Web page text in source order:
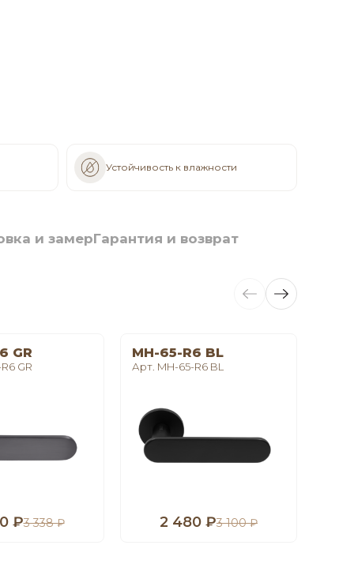
Устойчивость к влажности
и замерГарантия и возврат
GR
GR
₽3 338 ₽
MH-65-R6 BL
Арт. MH-65-R6 BL
2 480 ₽3 100 ₽